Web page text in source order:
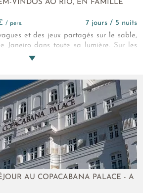
VINDOS AO RIO, EN FAMILLE
/ pers.
7 jours / 5 nuits
et des jeux partagés sur le sable,
Janeiro dans toute sa lumière. Sur les
ou d’Ipanema, vous vivez des
au son de la samba. Entre nature
douceur de vivre, Rio se savoure main
AU COPACABANA PALACE - A